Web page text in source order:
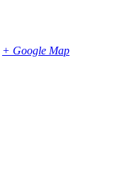
+ Google Map